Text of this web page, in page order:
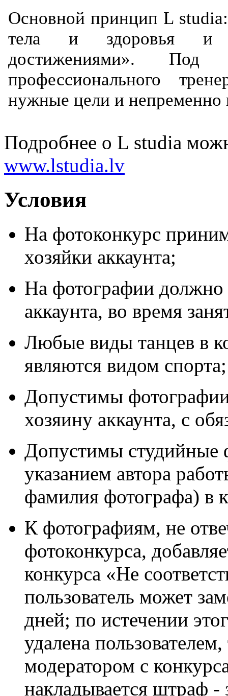
Основной принцип L
тела и здоровья и
достижениями». Под
профессионального
нужные цели и непременно
Подробнее о L studia
www.lstudia.lv
Условия
На фотоконкурс
хозяйки аккаунта;
На фотографии должно
аккаунта, во время
Любые виды танцев в
являются видом спорта;
Допустимы
хозяину аккаунта, с
Допустимы студийные
указанием автора
фамилия фотографа) в
К фотографиям, не
фотоконкурса,
конкурса «Не
пользователь может
дней; по истечении
удалена
модератором с
накладывается штраф -